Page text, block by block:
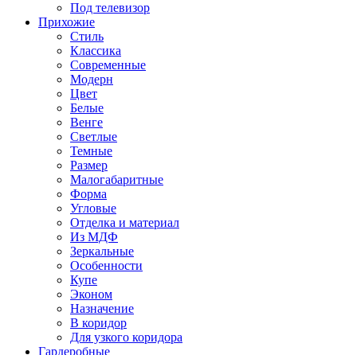
Под телевизор
Прихожие
Стиль
Классика
Современные
Модерн
Цвет
Белые
Венге
Светлые
Темные
Размер
Малогабаритные
Форма
Угловые
Отделка и материал
Из МДФ
Зеркальные
Особенности
Купе
Эконом
Назначение
В коридор
Для узкого коридора
Гардеробные